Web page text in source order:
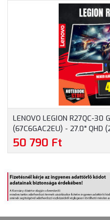
DISPLAYPORT, 144HZ, 3
ÉV GARANCIA, FEKETE
LENOVO LEGION R27QC-30
(67C6GAC2EU) - 27.0"
16:9, 3000:1, 180HZ, 2X HDMI,
HANGSZÓRÓ, 3 ÉV
50 790 Ft